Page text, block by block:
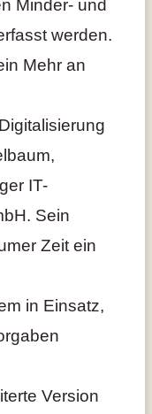
Minder- und
werden.
Mehr an
IT-
Sein
Zeit ein
in Einsatz,
Version